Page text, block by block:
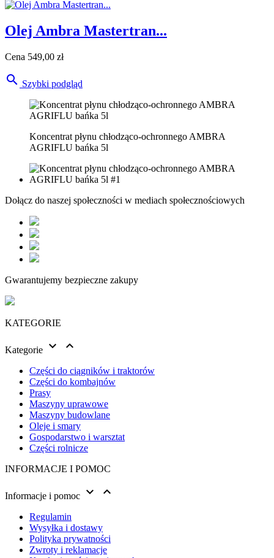
Olej Ambra Mastertran...
Cena 549,00 zł
 Szybki podgląd
Koncentrat płynu chłodząco-ochronnego AMBRA
AGRIFLU bańka 5l
Dołącz do naszej społeczności w mediach społecznościowych
Gwarantujemy bezpieczne zakupy
KATEGORIE
Kategorie  
Części do ciągników i traktorów
Części do kombajnów
Prasy
Maszyny uprawowe
Maszyny budowlane
Oleje i smary
Gospodarstwo i warsztat
Części rolnicze
INFORMACJE I POMOC
Informacje i pomoc  
Regulamin
Wysyłka i dostawy
Polityka prywatności
Zwroty i reklamacje